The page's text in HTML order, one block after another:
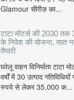
Glamour सीरीज़ का...
टाटा मोटर्स की 2030
के निवेश की योजना, सात
तैयारी
घरेलू वाहन विनिर्माता टाटा
वर्षों में 30 उत्पाद
रुपये से लेकर 35,000 क...